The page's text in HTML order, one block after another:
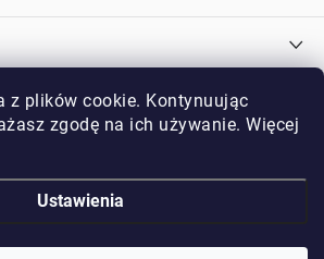
z plików cookie. Kontynuując
zgodę na ich używanie. Więcej
Ustawienia
lojalnościowego